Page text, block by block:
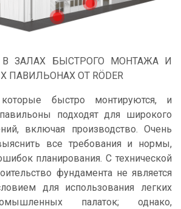
В ЗАЛАХ БЫСТРОГО МОНТАЖА И
ОТ RÖDER
быстро монтируются, и
подходят для широкого
включая производство. Очень
все требования и нормы,
планирования. С технической
фундамента не является
для использования легких
палаток; однако,